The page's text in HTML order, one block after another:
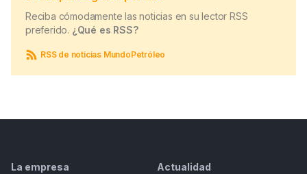
Reciba cómodamente las noticias en su lector RSS
preferido. ¿Qué es RSS?
RSS de noticias MundoPetróleo
La empresa Actualidad